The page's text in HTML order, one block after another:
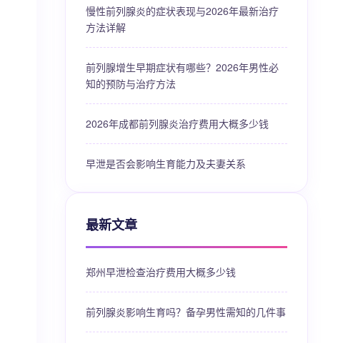
慢性前列腺炎的症状表现与2026年最新治疗
方法详解
前列腺增生早期症状有哪些？2026年男性必
知的预防与治疗方法
2026年成都前列腺炎治疗费用大概多少钱
早泄是否会影响生育能力及夫妻关系
最新文章
郑州早泄检查治疗费用大概多少钱
前列腺炎影响生育吗？备孕男性需知的几件事